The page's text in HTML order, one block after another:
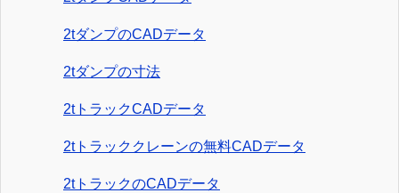
2tダンプのCADデータ
2tダンプの寸法
2tトラックCADデータ
2tトラッククレーンの無料CADデータ
2tトラックのCADデータ